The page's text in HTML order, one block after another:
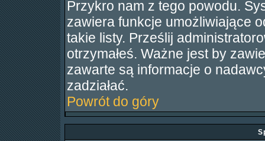
Przykro nam z tego powodu.
zawiera funkcje umożliwiające
takie listy. Prześlij
otrzymałeś. Ważne jest by
zawarte są informacje o
zadziałać.
Powrót do góry